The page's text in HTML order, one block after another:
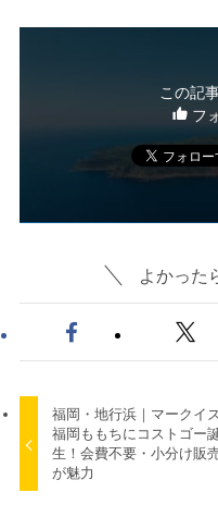
この記
フ
よかった
福岡・地行浜｜マークイ
福岡ももちにコストゴー
生！会費不要・小分け販
が魅力